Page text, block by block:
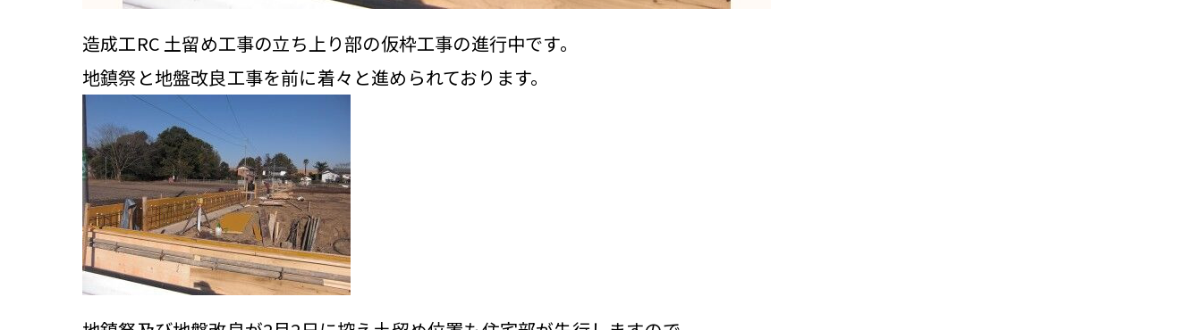
造成工RC 土留め工事の立ち上り部の仮枠工事の進行中です。
地鎮祭と地盤改良工事を前に着々と進められております。